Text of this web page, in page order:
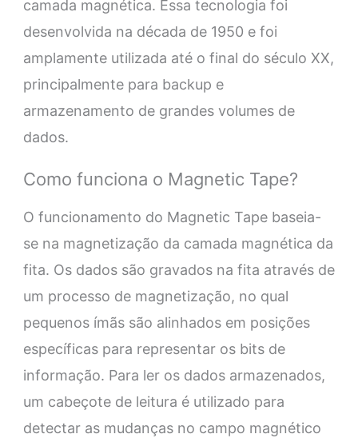
camada magnética. Essa tecnologia foi
desenvolvida na década de 1950 e foi
amplamente utilizada até o final do século XX,
principalmente para backup e
armazenamento de grandes volumes de
dados.
Como funciona o Magnetic Tape?
O funcionamento do Magnetic Tape baseia-
se na magnetização da camada magnética da
fita. Os dados são gravados na fita através de
um processo de magnetização, no qual
pequenos ímãs são alinhados em posições
específicas para representar os bits de
informação. Para ler os dados armazenados,
um cabeçote de leitura é utilizado para
detectar as mudanças no campo magnético